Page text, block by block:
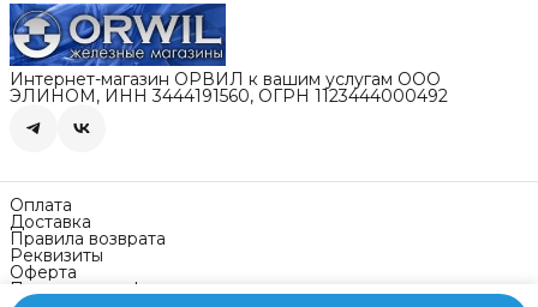
Интернет-магазин ОРВИЛ к вашим услугам ООО
ЭЛИНОМ, ИНН 3444191560, ОГРН 1123444000492
Оплата
Доставка
Правила возврата
Реквизиты
Оферта
Политика конфиденциальности